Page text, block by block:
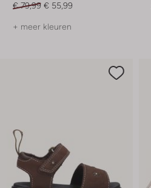
€ 79,99 € 55,99
+ meer kleuren